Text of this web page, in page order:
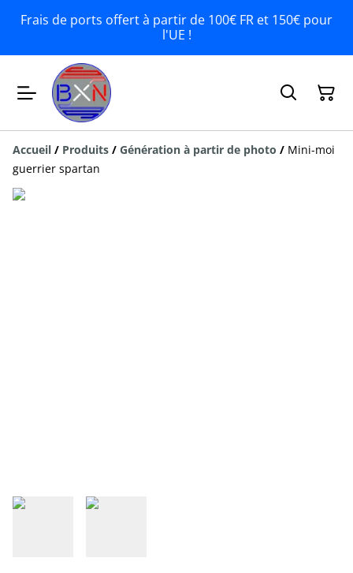
Frais de ports offert à partir de 100€ FR et 150€ pour
l'UE !
Accueil / Produits / Génération à partir de photo / Mini-moi
guerrier spartan